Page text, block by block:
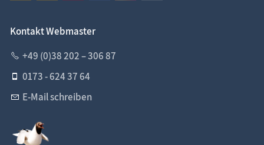
Kontakt Webmaster
+49 (0)38 202 – 306 87
0173 - 624 37 64
E-Mail schreiben